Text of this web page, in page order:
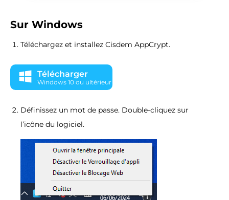
Sur Windows
Téléchargez et installez Cisdem AppCrypt.
Télécharger
Windows 10 ou ultérieur
Définissez un mot de passe. Double-cliquez sur
l’icône du logiciel.